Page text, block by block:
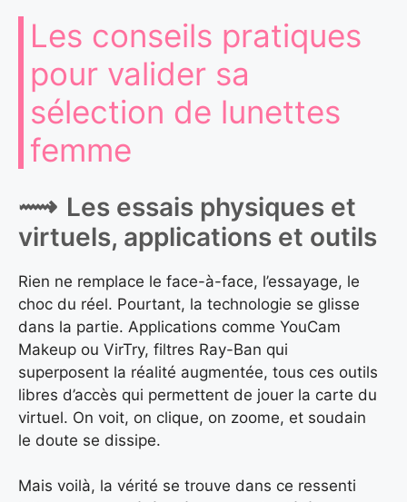
Les conseils pratiques
pour valider sa
sélection de lunettes
femme
Les essais physiques et
virtuels, applications et outils
Rien ne remplace le face-à-face, l’essayage, le
choc du réel. Pourtant, la technologie se glisse
dans la partie. Applications comme YouCam
Makeup ou VirTry, filtres Ray-Ban qui
superposent la réalité augmentée, tous ces outils
libres d’accès qui permettent de jouer la carte du
virtuel. On voit, on clique, on zoome, et soudain
le doute se dissipe.
Mais voilà, la vérité se trouve dans ce ressenti